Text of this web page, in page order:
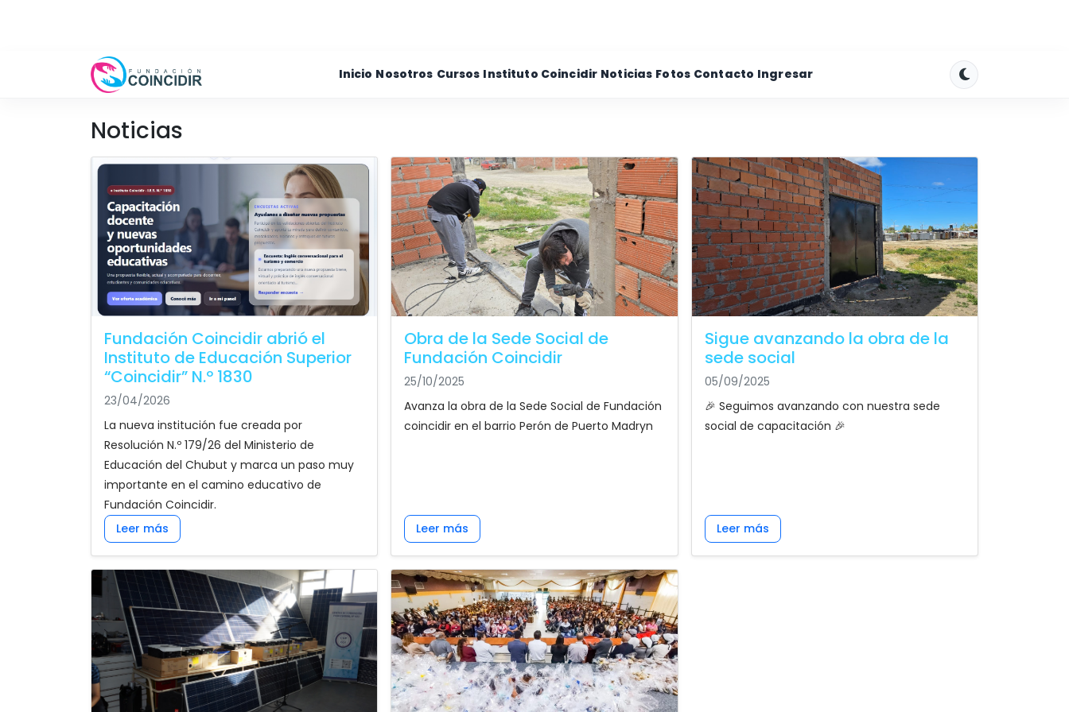
Inicio Nosotros Cursos Instituto Coincidir Noticias Fotos Contacto Ingresar
Noticias
Fundación Coincidir abrió el
Instituto de Educación Superior
“Coincidir” N.º 1830
23/04/2026
La nueva institución fue creada por
Resolución N.º 179/26 del Ministerio de
Educación del Chubut y marca un paso muy
importante en el camino educativo de
Fundación Coincidir.
Leer más
Obra de la Sede Social de
Fundación Coincidir
25/10/2025
Avanza la obra de la Sede Social de Fundación
coincidir en el barrio Perón de Puerto Madryn
Leer más
Sigue avanzando la obra de la
sede social
05/09/2025
🎉 Seguimos avanzando con nuestra sede
social de capacitación 🎉
Leer más